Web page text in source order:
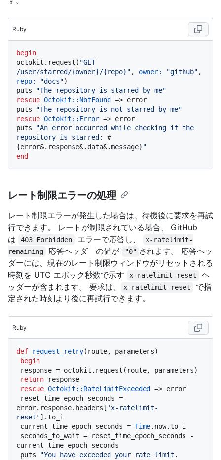
Ruby
begin
octokit.request( "GET
/user/starred/{owner}/{repo}" , owner: "github"
repo:
"docs")
puts
"The repository is starred by me"
rescue Octokit : :NotFound
=> error
puts
"The repository is not starred by me"
rescue Octokit : :Error => error
puts
"An error occurred while checking if the
repository is starred: #
{error&.response&.data&.message}"
end
レート制限エラーの処理
レート制限エラーが発生した場合は、待機後に要求を再試
行できます。 レートが制限されている場合、 GitHub
は
403 Forbidden エラーで応答し、
x-ratelimit-
remaining
応答ヘッダーの値が "0" されます。 応答ヘッ
ダーには、現在のレート制限ウィンドウがリセットされる
時刻を UTC エポック秒数で示す
x-ratelimit-reset
ヘ
ッダーが含まれます。 要求は、
x-ratelimit-reset
で指
定された時刻より後に再試行できます。
Ruby
def request_retry( route, parameters)
begin
return response
rescue Octokit : :RateLimitExceeded
=> error
error.response.headers[ 'x-ratelimit-
reset' ].to_i
current_time_epoch_seconds = Time.now.to_i
current_time_epoch_seconds
puts
"You have exceeded your rate limit.